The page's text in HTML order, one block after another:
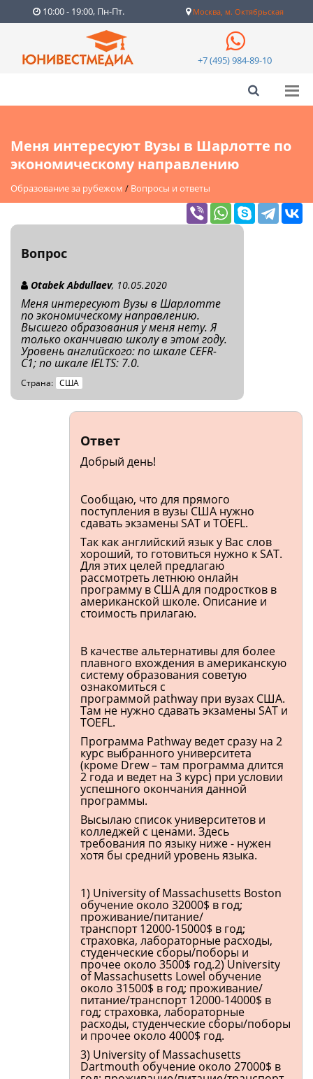
10:00 - 19:00, Пн-Пт. Москва, м. Октябрьская
+7 (495) 984-89-10
Меня интересуют Вузы в Шарлотте по
экономическому направлению
Образование за рубежом / Вопросы и ответы
Вопрос
Otabek Abdullaev, 10.05.2020
Меня интересуют Вузы в Шарлотте
по экономическому направлению.
Высшего образования у меня нету. Я
только оканчиваю школу в этом году.
Уровень английского: по шкале CEFR-
C1; по шкале IELTS: 7.0.
Страна: США
Ответ
Добрый день!
Сообщаю, что для прямого
поступления в вузы США нужно
сдавать экзамены SAT и TOEFL.
Так как английский язык у Вас слов
хороший, то готовиться нужно к SAT.
Для этих целей предлагаю
рассмотреть летнюю онлайн
программу в США для подростков в
американской школе. Описание и
стоимость прилагаю.
В качестве альтернативы для более
плавного вхождения в американскую
систему образования советую
ознакомиться с
программой pathway при вузах США.
Там не нужно сдавать экзамены SAT и
TOEFL.
Программа Pathway ведет сразу на 2
курс выбранного университета
(кроме Drew – там программа длится
2 года и ведет на 3 курс) при условии
успешного окончания данной
программы.
Высылаю список университетов и
колледжей с ценами. Здесь
требования по языку ниже - нужен
хотя бы средний уровень языка.
1) University of Massachusetts Boston
обучение около 32000$ в год;
проживание/питание/
транспорт 12000-15000$ в год;
страховка, лабораторные расходы,
студенческие сборы/поборы и
прочее около 3500$ год.2) University
of Massachusetts Lowel обучение
около 31500$ в год; проживание/
питание/транспорт 12000-14000$ в
год; страховка, лабораторные
расходы, студенческие сборы/поборы
и прочее около 4000$ год.
3) University of Massachusetts
Dartmouth обучение около 27000$ в